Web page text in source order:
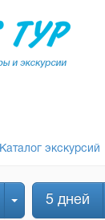
Каталог экскурсий
5 дней